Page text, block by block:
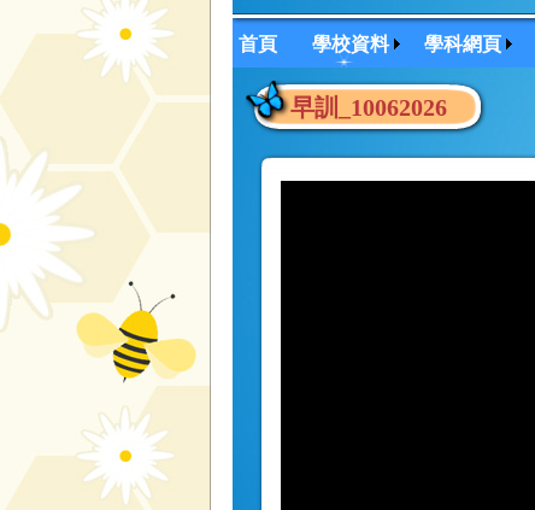
首頁 學校資料 學科網頁
早訓_10062026